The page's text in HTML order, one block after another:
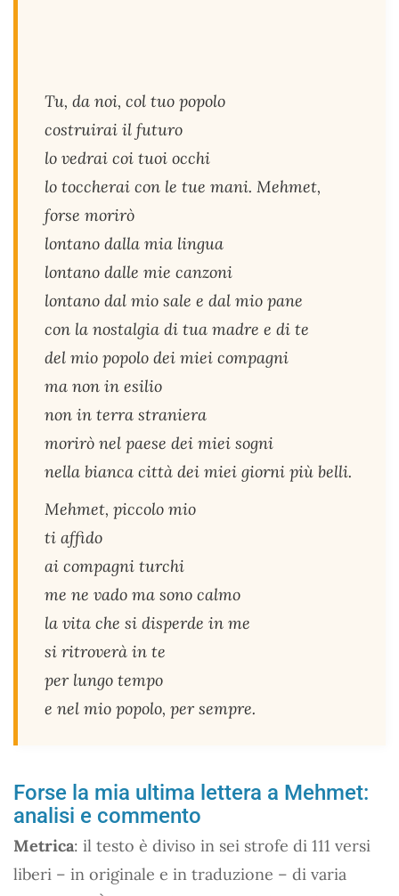
Tu, da noi, col tuo popolo
costruirai il futuro
lo vedrai coi tuoi occhi
lo toccherai con le tue mani. Mehmet,
forse morirò
lontano dalla mia lingua
lontano dalle mie canzoni
lontano dal mio sale e dal mio pane
con la nostalgia di tua madre e di te
del mio popolo dei miei compagni
ma non in esilio
non in terra straniera
morirò nel paese dei miei sogni
nella bianca città dei miei giorni più belli.
Mehmet, piccolo mio
ti affido
ai compagni turchi
me ne vado ma sono calmo
la vita che si disperde in me
si ritroverà in te
per lungo tempo
e nel mio popolo, per sempre.
Forse la mia ultima lettera a Mehmet:
analisi e commento
Metrica: il testo è diviso in sei strofe di 111 versi
liberi – in originale e in traduzione – di varia